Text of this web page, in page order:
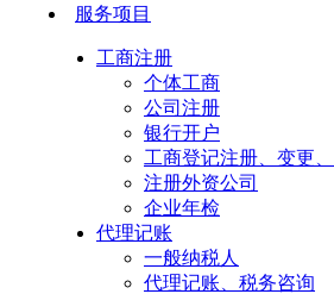
服务项目
工商注册
个体工商
公司注册
银行开户
工商登记注册、变更
注册外资公司
企业年检
代理记账
一般纳税人
代理记账、税务咨询